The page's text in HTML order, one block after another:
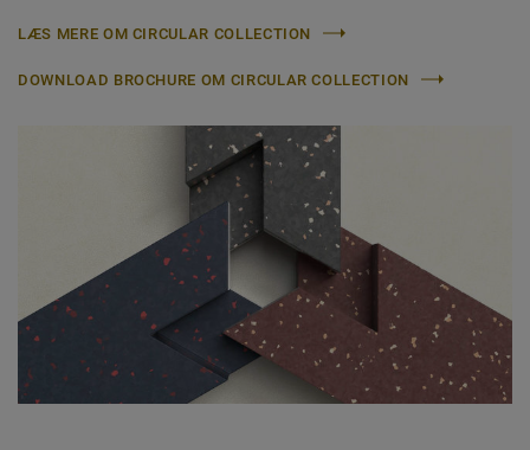
LÆS MERE OM CIRCULAR COLLECTION
DOWNLOAD BROCHURE OM CIRCULAR COLLECTION